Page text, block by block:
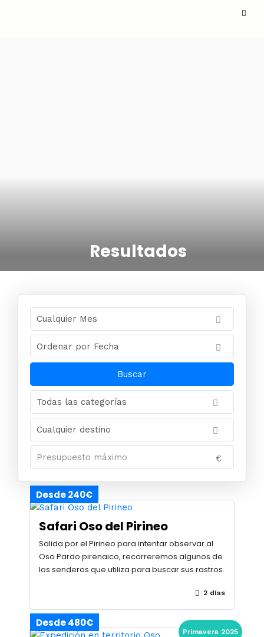
Resultados
€
Desde 240€
Safari Oso del Pirineo
Salida por el Pirineo para intentar observar al
Oso Pardo pirenaico, recorreremos algunos de
los senderos que utiliza para buscar sus rastros.
2 días
Primavera 2025
Desde 480€